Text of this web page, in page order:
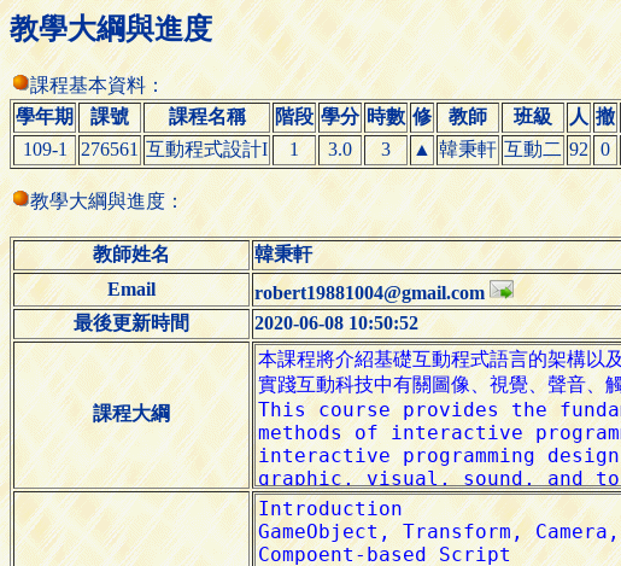
教學大綱與進度
課程基本資料：
學年期
課號 課程名稱 階段 學分 時數 修 教師 班級 人 撤
109-1
276561 互動程式設計I 1 3.0 3 ▲ 韓秉軒 互動二 92 0
教學大綱與進度：
教師姓名
韓秉軒
Email
robert19881004@gmail.com
最後更新時間
2020-06-08 10:50:52
課程大綱